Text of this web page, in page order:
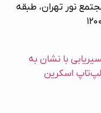
نور تهران، طبقه